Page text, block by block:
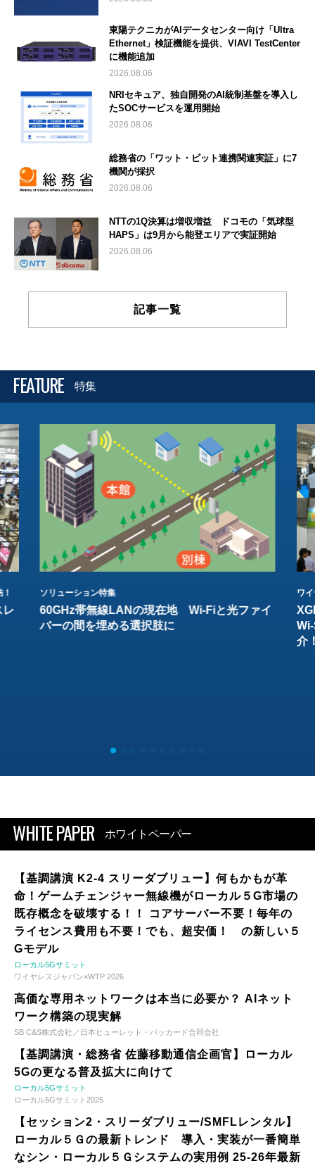
東陽テクニカがAIデータセンター向け「Ultra
Ethernet」検証機能を提供、VIAVI TestCenter
に機能追加
2026.08.06
NRIセキュア、独自開発のAI統制基盤を導入し
たSOCサービスを運用開始
2026.08.06
総務省の「ワット・ビット連携関連実証」に7
機関が採択
2026.08.06
NTTの1Q決算は増収増益 ドコモの「気球型
HAPS」は9月から能登エリアで実証開始
2026.08.06
記事一覧
FEATURE 特集
レ
ソリューション特集
60GHz帯無線LANの現在地 Wi-Fiと光ファイ
バーの間を埋める選択肢に
ワ
介
WHITE PAPER ホワイトペーパー
【基調講演 K2-4 スリーダブリュー】何もかもが革
命！ゲームチェンジャー無線機がローカル５G市場の
既存概念を破壊する！！ コアサーバー不要！毎年の
ライセンス費用も不要！でも、超安価！ の新しい５
Gモデル
ローカル5Gサミット
ワイヤレスジャパン×WTP 2026
高価な専用ネットワークは本当に必要か？ AIネット
ワーク構築の現実解
SB C&S株式会社／日本ヒューレット・パッカード合同会社
【基調講演・総務省 佐藤移動通信企画官】ローカル
5Gの更なる普及拡大に向けて
ローカル5Gサミット
ローカル5Gサミット2025
【セッション2・スリーダブリュー/SMFLレンタル】
ローカル５Ｇの最新トレンド 導入・実装が一番簡単
なシン・ローカル５Ｇシステムの実用例 25-26年最新